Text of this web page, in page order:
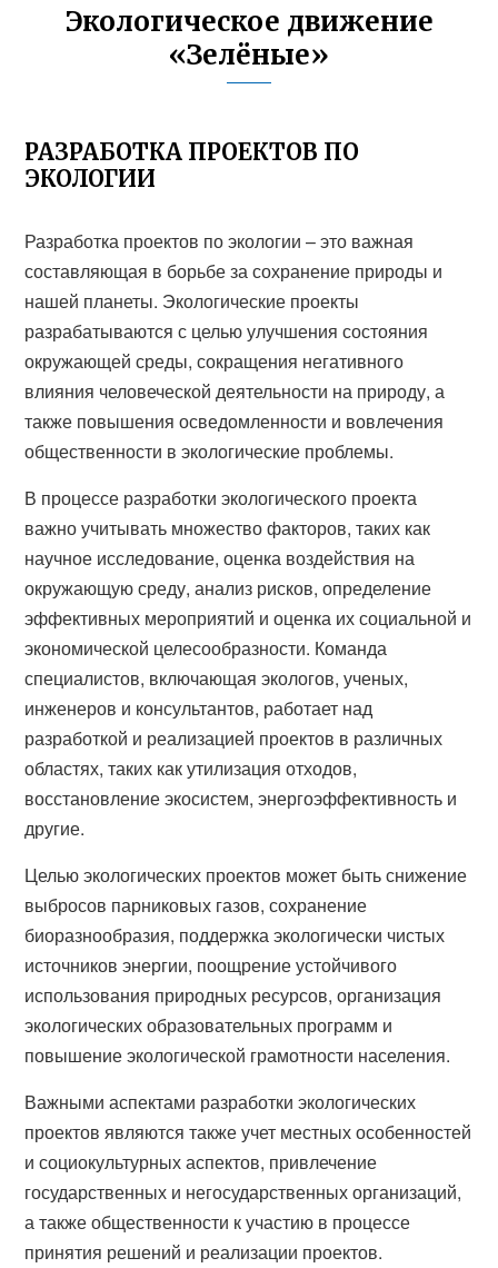
Экологическое движение
«Зелёные»
РАЗРАБОТКА ПРОЕКТОВ ПО
ЭКОЛОГИИ
Разработка проектов по экологии – это важная
составляющая в борьбе за сохранение природы и
нашей планеты. Экологические проекты
разрабатываются с целью улучшения состояния
окружающей среды, сокращения негативного
влияния человеческой деятельности на природу, а
также повышения осведомленности и вовлечения
общественности в экологические проблемы.
В процессе разработки экологического проекта
важно учитывать множество факторов, таких как
научное исследование, оценка воздействия на
окружающую среду, анализ рисков, определение
эффективных мероприятий и оценка их социальной и
экономической целесообразности. Команда
специалистов, включающая экологов, ученых,
инженеров и консультантов, работает над
разработкой и реализацией проектов в различных
областях, таких как утилизация отходов,
восстановление экосистем, энергоэффективность и
другие.
Целью экологических проектов может быть снижение
выбросов парниковых газов, сохранение
биоразнообразия, поддержка экологически чистых
источников энергии, поощрение устойчивого
использования природных ресурсов, организация
экологических образовательных программ и
повышение экологической грамотности населения.
Важными аспектами разработки экологических
проектов являются также учет местных особенностей
и социокультурных аспектов, привлечение
государственных и негосударственных организаций,
а также общественности к участию в процессе
принятия решений и реализации проектов.